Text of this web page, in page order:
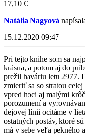
17,10 €
Natália Nagyová
15.12.2020 09:47
Pri tejto knihe som sa
krásna, a potom aj do
prežil haváriu letu 2977.
zmieriť sa so stratou
vpred hoci aj malými
porozumení a
dejovej línii ocitáme v
ostatných postáv, ktoré
má v sebe veľa pekného